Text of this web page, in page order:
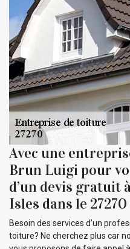
Avec une
Brun Luigi pour
d’un devis gratuit
Isles dans le 27270
Besoin des services d’un
toiture? Ne cherchez plus car